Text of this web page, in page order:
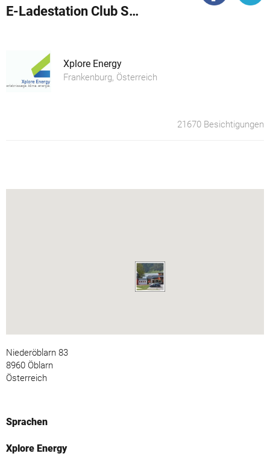
E-Ladestation Club Sport Union Niederöblarn
Xplore Energy
Frankenburg, Österreich
21670 Besichtigungen
Niederöblarn 83
8960 Öblarn
Österreich
Sprachen
Xplore Energy